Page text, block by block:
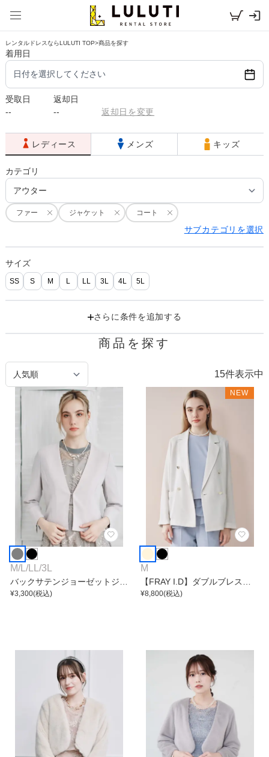
レンタルドレスならLULUTI TOP>商品を探す
着用日
日付を選択してください
受取日
--
返却日
--
返却日を変更
レディース メンズ キッズ
カテゴリ
ファー ジャケット コート
サブカテゴリを選択
サイズ
SS S M L LL 3L 4L 5L
さらに条件を追加する
商品を探す
15件表示中
M/L /LL /3L
バックサテンジョーゼットジャ
ケット
¥3,300(税込)
NEW
M
【FRAY I.D】ダブルブレスト
カラミジャケット
¥8,800(税込)